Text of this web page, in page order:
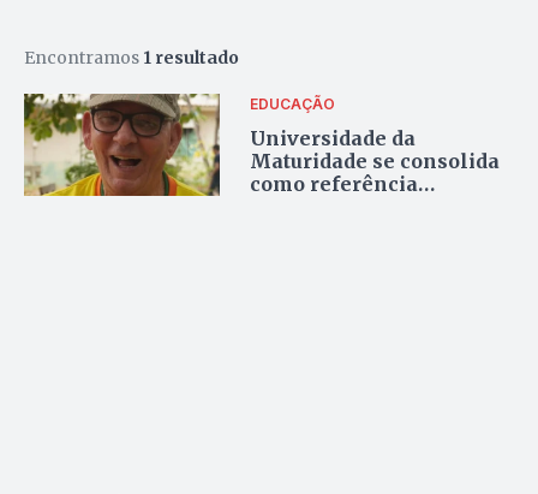
Encontramos 1 resultado
EDUCAÇÃO
Universidade da
Maturidade se consolida
como referência